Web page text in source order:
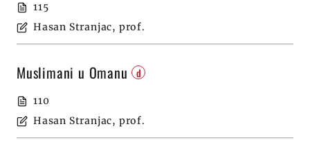
115
Hasan Stranjac, prof.
Muslimani u Omanu d
110
Hasan Stranjac, prof.